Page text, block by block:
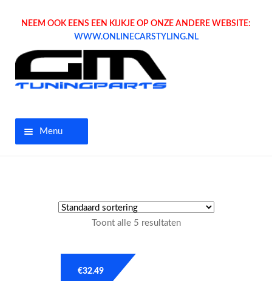
NEEM OOK EENS EEN KIJKJE OP ONZE ANDERE WEBSITE:
WWW.ONLINECARSTYLING.NL
Menu
Tuning parts
Toont alle 5 resultaten
€32.49